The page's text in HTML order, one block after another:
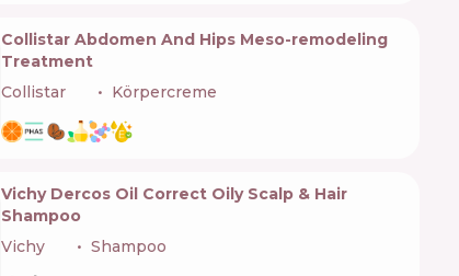
Collistar Abdomen And Hips Meso-remodeling
Treatment
Collistar
Körpercreme
Vichy Dercos Oil Correct Oily Scalp & Hair
Shampoo
Vichy
Shampoo